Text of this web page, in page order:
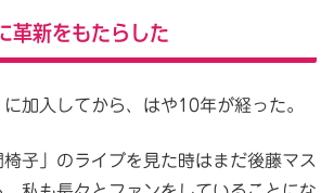
革新をもたらした
加入してから、はや10年が経った。
子」のライブを見た時はまだ後藤マス